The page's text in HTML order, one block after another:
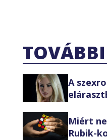
A
Miért
Rubik-